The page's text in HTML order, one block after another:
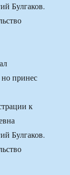
Булгаков.
принес
к
Булгаков.